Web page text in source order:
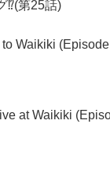
⁉(第25話)
to Waikiki
at Waikiki